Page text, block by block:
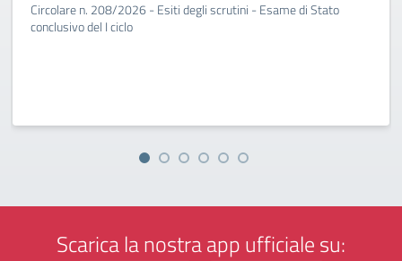
Circolare n. 208/2026 - Esiti degli scrutini - Esame di Stato
conclusivo del I ciclo
Scarica la nostra app ufficiale su: